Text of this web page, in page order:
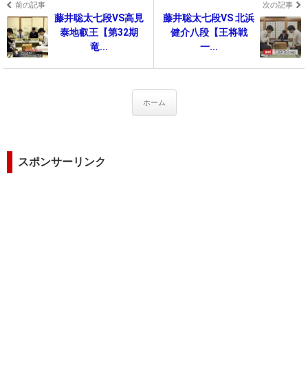
前の記事
藤井聡太七段VS高見
泰地叡王【第32期
竜...
次の記事
藤井聡太七段VS 北浜
健介八段【王将戦
一...
ホーム
スポンサーリンク